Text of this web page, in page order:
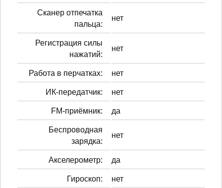
Сканер отпечатка
пальца:
нет
Регистрация силы
нажатий:
нет
Работа в перчатках: нет
ИК-передатчик: нет
FM-приёмник: да
Беспроводная
зарядка:
нет
Акселерометр: да
Гироскоп: нет